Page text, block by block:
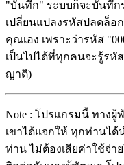
"บันทึก" ระบบก็จะบันทึก
เปลี่ยนแปลงรหัสปลดล็อ
คุณเอง เพราะว่ารหัส
เป็นไปได้ที่ทุกคนจะรู้รหั
ญาติ)
Note : โปรแกรมนี้ ทางผู้
เขาได้แจกให้ ทุกท่านได้
ท่าน ไม่ต้องเสียค่าใช้จ่า